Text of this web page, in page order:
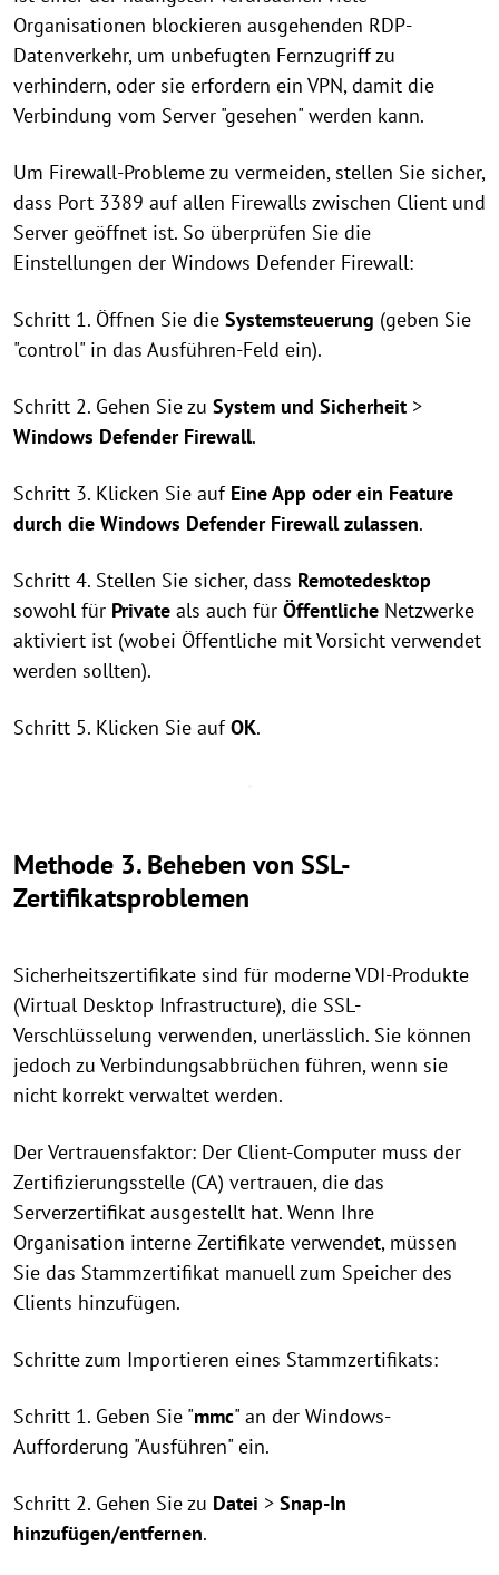
Organisationen blockieren ausgehenden RDP-
Datenverkehr, um unbefugten Fernzugriff zu
verhindern, oder sie erfordern ein VPN, damit die
Verbindung vom Server "gesehen" werden kann.
Um Firewall-Probleme zu vermeiden, stellen Sie sicher,
dass Port 3389 auf allen Firewalls zwischen Client und
Server geöffnet ist. So überprüfen Sie die
Einstellungen der Windows Defender Firewall:
Schritt 1. Öffnen Sie die Systemsteuerung (geben Sie
"control" in das Ausführen-Feld ein).
Schritt 2. Gehen Sie zu System und Sicherheit >
Windows Defender Firewall.
Schritt 3. Klicken Sie auf Eine App oder ein Feature
durch die Windows Defender Firewall zulassen.
Schritt 4. Stellen Sie sicher, dass Remotedesktop
sowohl für Private als auch für Öffentliche Netzwerke
aktiviert ist (wobei Öffentliche mit Vorsicht verwendet
werden sollten).
Schritt 5. Klicken Sie aufOK.
Methode 3. Beheben von SSL-
Zertifikatsproblemen
Sicherheitszertifikate sind für moderne VDI-Produkte
(Virtual Desktop Infrastructure), die SSL-
Verschlüsselung verwenden, unerlässlich. Sie können
jedoch zu Verbindungsabbrüchen führen, wenn sie
nicht korrekt verwaltet werden.
Der Vertrauensfaktor: Der Client-Computer muss der
Zertifizierungsstelle (CA) vertrauen, die das
Serverzertifikat ausgestellt hat. Wenn Ihre
Organisation interne Zertifikate verwendet, müssen
Sie das Stammzertifikat manuell zum Speicher des
Clients hinzufügen.
Schritte zum Importieren eines Stammzertifikats:
Schritt 1. Geben Sie "mmc" an der Windows-
Aufforderung "Ausführen" ein.
Schritt 2. Gehen Sie zu Datei > Snap-In
hinzufügen/entfernen.